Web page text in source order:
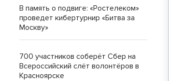
В память о подвиге: «Ростелеком»
проведет кибертурнир «Битва за
Москву»
700 участников соберёт Сбер на
Всероссийский слёт волонтёров в
Красноярске